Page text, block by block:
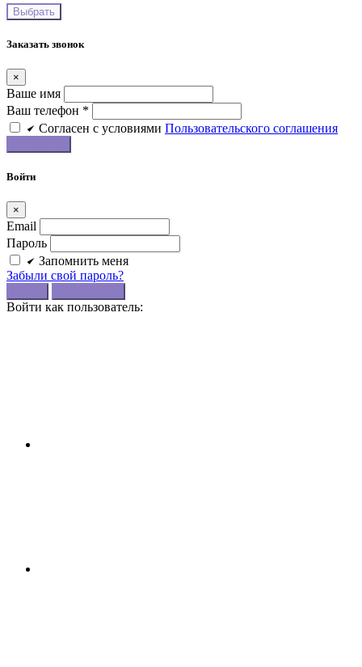
Заказать звонок
×
Ваше имя
Ваш телефон *
Cогласен c условиями Пользовательского соглашения
Войти
×
Email
Пароль
Запомнить меня
Забыли свой пароль?
Войти как пользователь: